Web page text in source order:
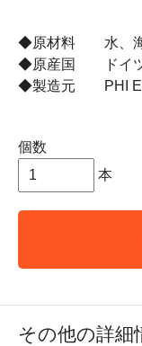
◆原材料 水、海
◆原産国 ドイ
◆製造元 PHI
個数
本
その他の詳細